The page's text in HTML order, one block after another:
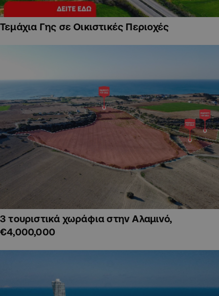
Τεμάχια Γης σε Οικιστικές Περιοχές
3 τουριστικά χωράφια στην Αλαμινό,
€4,000,000